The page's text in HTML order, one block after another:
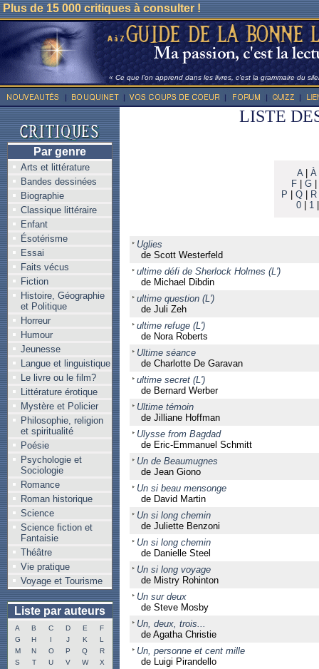
Plus de 15 000 critiques à consulter !
« Ce que l'on apprend dans les livres, c'est la grammaire du
Par genre
Arts et littérature
Bandes dessinées
Biographie
Classique littéraire
Enfant
Ésotérisme
Essai
Faits vécus
Fiction
Histoire, Géographie
et Politique
Horreur
Humour
Jeunesse
Langue et linguistique
Le livre ou le film?
Littérature érotique
Mystère et Policier
Philosophie, religion
et spiritualité
Poésie
Psychologie et
Sociologie
Romance
Roman historique
Science
Science fiction et
Fantaisie
Théâtre
Vie pratique
Voyage et Tourisme
Liste par auteurs
A B C D E
F
G
H I J K
L
M
N O P Q
R
S
T U V W
X
LISTE
A| À
F
G
P
Q R
0
1
Uglies
de Scott Westerfeld
ultime défi de Sherlock Holmes (L')
de Michael Dibdin
ultime question (L')
de Juli Zeh
ultime refuge (L')
de Nora Roberts
Ultime séance
de Charlotte De Garavan
ultime secret (L')
de Bernard Werber
Ultime témoin
de Jilliane Hoffman
Ulysse from Bagdad
de Eric-Emmanuel Schmitt
Un de Beaumugnes
de Jean Giono
Un si beau mensonge
de David Martin
Un si long chemin
de Juliette Benzoni
Un si long chemin
de Danielle Steel
Un si long voyage
de Mistry Rohinton
Un sur deux
de Steve Mosby
Un, deux, trois...
de Agatha Christie
Un, personne et cent mille
de Luigi Pirandello